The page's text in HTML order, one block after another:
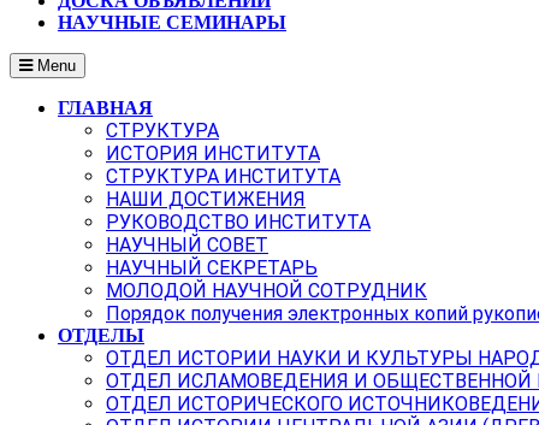
НАУЧНЫЕ СЕМИНАРЫ
Menu
ГЛАВНАЯ
СТРУКТУРА
ИСТОРИЯ ИНСТИТУТА
СТРУКТУРА ИНСТИТУТА
НАШИ ДОСТИЖЕНИЯ
РУКОВОДСТВО ИНСТИТУТА
НАУЧНЫЙ СОВЕТ
НАУЧНЫЙ СЕКРЕТАРЬ
МОЛОДОЙ НАУЧНОЙ СОТРУДНИК
Порядок получения электронных копий
ОТДЕЛЫ
ОТДЕЛ ИСТОРИИ НАУКИ И КУЛЬТУРЫ
ОТДЕЛ ИСЛАМОВЕДЕНИЯ И
ОТДЕЛ ИСТОРИЧЕСКОГО